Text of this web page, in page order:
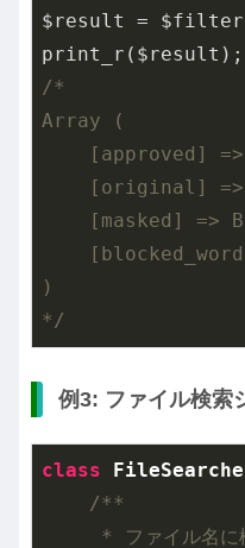
$result =
/*
Array (
[approved]
[original]
[masked] =>
)
*/
例3: ファイル検索
class
/**
* ファイル名に